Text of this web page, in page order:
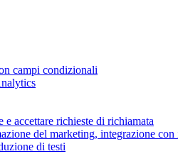
campi condizionali
accettare richieste di richiamata
del marketing, integrazione
di testi